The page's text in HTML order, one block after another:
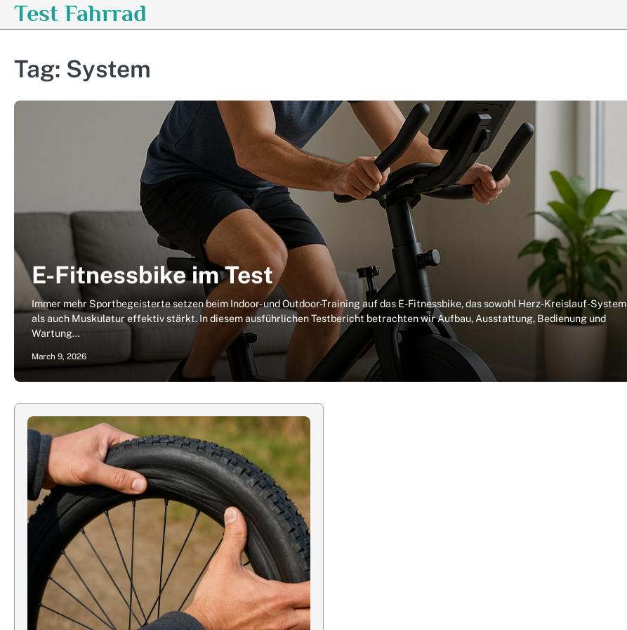
SkipTest Fahrrad
Tag: System
E-Fitnessbike im Test
Immer mehr Sportbegeisterte setzen beim Indoor- und Outdoor-Training auf das E-Fitnessbike, das sowohl Herz-Kreislauf-System
als auch Muskulatur effektiv stärkt. In diesem ausführlichen Testbericht betrachten wir Aufbau, Ausstattung, Bedienung und
Wartung…
March 9, 2026